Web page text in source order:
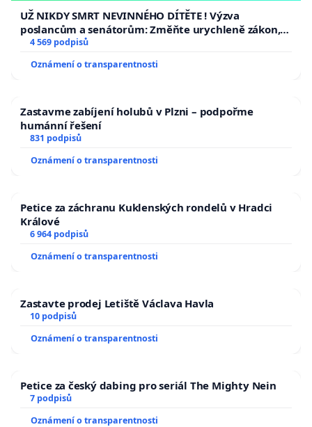
UŽ NIKDY SMRT NEVINNÉHO DÍTĚTE ! Výzva
poslancům a senátorům: Změňte urychleně zákon,
aby se tragédie malé Viktorky už nemohla opakovat!
4 569 podpisů
Oznámení o transparentnosti
Zastavme zabíjení holubů v Plzni – podpořme
humánní řešení
831 podpisů
Oznámení o transparentnosti
Petice za záchranu Kuklenských rondelů v Hradci
Králové
6 964 podpisů
Oznámení o transparentnosti
Zastavte prodej Letiště Václava Havla
10 podpisů
Oznámení o transparentnosti
Petice za český dabing pro seriál The Mighty Nein
7 podpisů
Oznámení o transparentnosti